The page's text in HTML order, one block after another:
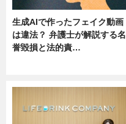
生成AIで作ったフェイク動画
は違法？ 弁護士が解説する名
誉毀損と法的責…